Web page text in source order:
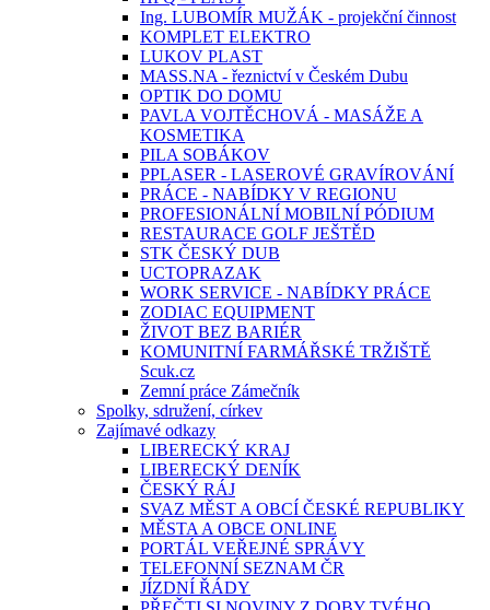
Ing. LUBOMÍR MUŽÁK - projekční činnost
KOMPLET ELEKTRO
LUKOV PLAST
MASS.NA - řeznictví v Českém Dubu
OPTIK DO DOMU
PAVLA VOJTĚCHOVÁ - MASÁŽE A
KOSMETIKA
PILA SOBÁKOV
PPLASER - LASEROVÉ GRAVÍROVÁNÍ
PRÁCE - NABÍDKY V REGIONU
PROFESIONÁLNÍ MOBILNÍ PÓDIUM
RESTAURACE GOLF JEŠTĚD
STK ČESKÝ DUB
UCTOPRAZAK
WORK SERVICE - NABÍDKY PRÁCE
ZODIAC EQUIPMENT
ŽIVOT BEZ BARIÉR
KOMUNITNÍ FARMÁŘSKÉ TRŽIŠTĚ
Scuk.cz
Zemní práce Zámečník
Spolky, sdružení, církev
Zajímavé odkazy
LIBERECKÝ KRAJ
LIBERECKÝ DENÍK
ČESKÝ RÁJ
SVAZ MĚST A OBCÍ ČESKÉ REPUBLIKY
MĚSTA A OBCE ONLINE
PORTÁL VEŘEJNÉ SPRÁVY
TELEFONNÍ SEZNAM ČR
JÍZDNÍ ŘÁDY